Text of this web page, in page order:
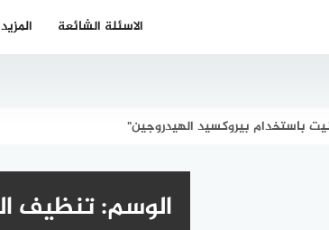
المزيد الاسئلة الشائعة
باستخدام بيروكسيد الهيدروجين"
الوسم:تنظيف